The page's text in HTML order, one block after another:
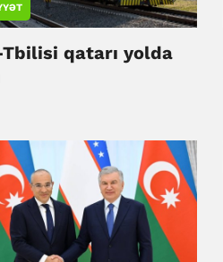
Tbilisi qatarı yolda